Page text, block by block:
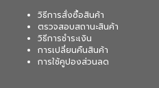
วิธีการสั่งซื้อสินค้า
ตรวจสอบสถานะสินค้า
วิธีการชำระเงิน
การเปลี่ยนคืนสินค้า
การใช้คูปองส่วนลด